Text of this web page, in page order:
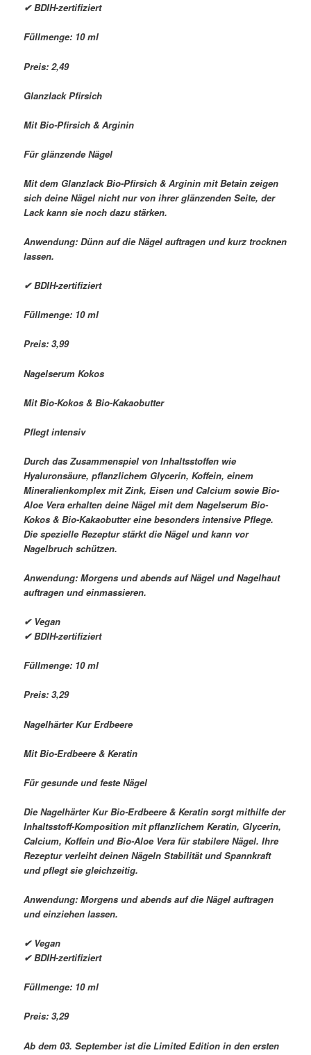
✔ BDIH-zertifiziert
Füllmenge: 10 ml
Preis: 2,49 
Glanzlack Pfirsich
Mit Bio-Pfirsich & Arginin
Für glänzende Nägel
Mit dem Glanzlack Bio-Pfirsich & Arginin mit Betain zeigen
sich deine Nägel nicht nur von ihrer glänzenden Seite, der
Lack kann sie noch dazu stärken.
Anwendung: Dünn auf die Nägel auftragen und kurz trocknen
lassen.
✔ BDIH-zertifiziert
Füllmenge: 10 ml
Preis: 3,99 
Nagelserum Kokos
Mit Bio-Kokos & Bio-Kakaobutter
Pflegt intensiv
Durch das Zusammenspiel von Inhaltsstoffen wie
Hyaluronsäure, pflanzlichem Glycerin, Koffein, einem
Mineralienkomplex mit Zink, Eisen und Calcium sowie Bio-
Aloe Vera erhalten deine Nägel mit dem Nagelserum Bio-
Kokos & Bio-Kakaobutter eine besonders intensive Pflege.
Die spezielle Rezeptur stärkt die Nägel und kann vor
Nagelbruch schützen.
Anwendung: Morgens und abends auf Nägel und Nagelhaut
auftragen und einmassieren.
✔ Vegan
✔ BDIH-zertifiziert
Füllmenge: 10 ml
Preis: 3,29 
Nagelhärter Kur Erdbeere
Mit Bio-Erdbeere & Keratin
Für gesunde und feste Nägel
Die Nagelhärter Kur Bio-Erdbeere & Keratin sorgt mithilfe der
Inhaltsstoff-Komposition mit pflanzlichem Keratin, Glycerin,
Calcium, Koffein und Bio-Aloe Vera für stabilere Nägel. Ihre
Rezeptur verleiht deinen Nägeln Stabilität und Spannkraft
und pflegt sie gleichzeitig.
Anwendung: Morgens und abends auf die Nägel auftragen
und einziehen lassen.
✔ Vegan
✔ BDIH-zertifiziert
Füllmenge: 10 ml
Preis: 3,29 
Ab dem 03. September ist die Limited Edition in den ersten